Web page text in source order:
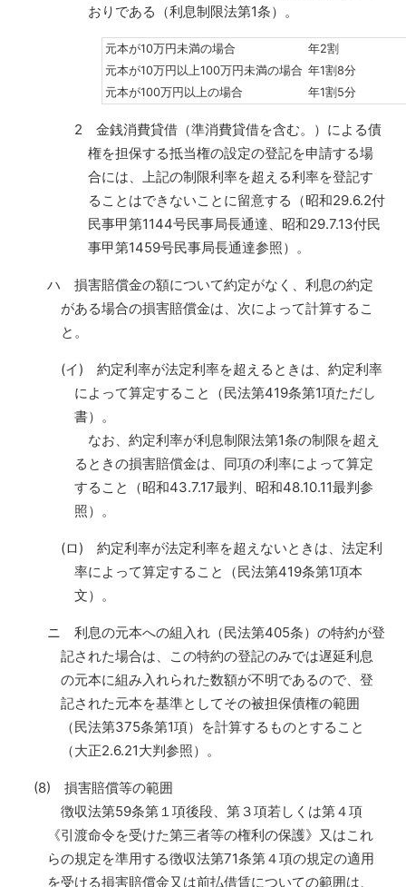
おりである（利息制限法第1条）。
元本が10万円未満の場合
年2割
元本が10万円以上100万円未満の場合 年1割8分
元本が100万円以上の場合
年1割5分
2 金銭消費貸借（準消費貸借を含む。）による債
権を担保する抵当権の設定の登記を申請する場
合には、上記の制限利率を超える利率を登記す
ることはできないことに留意する（昭和29.6.2付
民事甲第1144号民事局長通達、昭和29.7.13付民
事甲第1459号民事局長通達参照）。
ハ 損害賠償金の額について約定がなく、利息の約定
がある場合の損害賠償金は、次によって計算するこ
と。
(イ) 約定利率が法定利率を超えるときは、約定利率
によって算定すること（民法第419条第1項ただし
書）。
なお、約定利率が利息制限法第1条の制限を超え
るときの損害賠償金は、同項の利率によって算定
すること（昭和43.7.17最判、昭和48.10.11最判参
照）。
(ロ) 約定利率が法定利率を超えないときは、法定利
率によって算定すること（民法第419条第1項本
文）。
ニ 利息の元本への組入れ（民法第405条）の特約が登
記された場合は、この特約の登記のみでは遅延利息
の元本に組み入れられた数額が不明であるので、登
記された元本を基準としてその被担保債権の範囲
（民法第375条第1項）を計算するものとすること
（大正2.6.21大判参照）。
(8) 損害賠償等の範囲
徴収法第59条第１項後段、第３項若しくは第４項
《引渡命令を受けた第三者等の権利の保護》又はこれ
らの規定を準用する徴収法第71条第４項の規定の適用
を受ける損害賠償金又は前払借賃についての範囲は、